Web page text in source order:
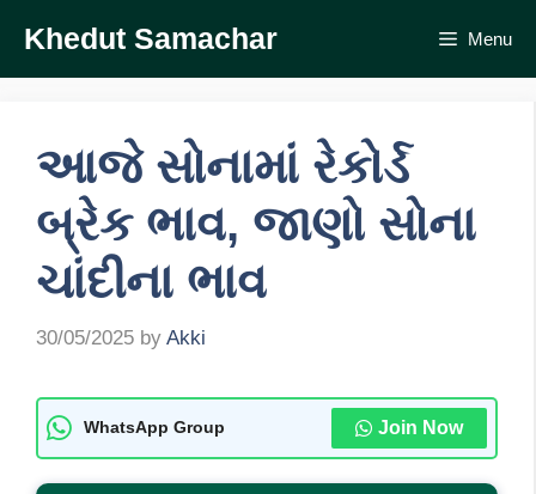
content
Khedut Samachar Menu
આજે સોનામાં રેકોર્ડ
બ્રેક ભાવ, જાણો સોના
ચાંદીના ભાવ
30/05/2025 by Akki
WhatsApp Group Join Now